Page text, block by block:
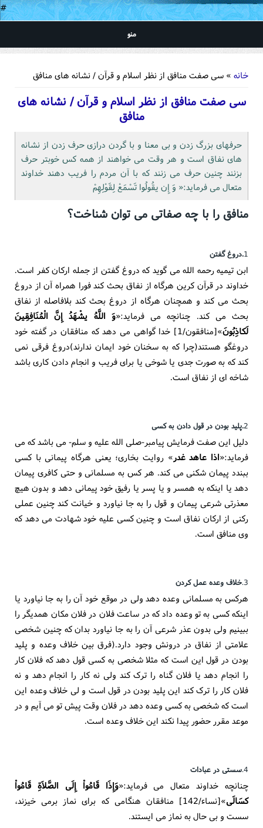
#
منو
خانه » سی صفت منافق از نظر اسلام و قرآن / نشانه های منافق
سی صفت منافق از نظر اسلام و قرآن / نشانه های
منافق
حرفهای بزرگ زدن و بی معنا و با گردن درازی حرف زدن از نشانه
های نفاق است و هر وقت می خواهند از همه کس خوبتر حرف
بزنند چنین حرف می زنند که با آن مردم را فریب دهند خداوند
متعال می فرماید:« وَ إِن یقُولُوا تَسْمَعْ لِقَوْلِهِمْ
منافق را با چه صفاتی می توان شناخت؟
1.دروغ گفتن
ابن تیمیه رحمه الله می گوید که دروغ گفتن از جمله ارکان کفر است.
خداوند در قرآن کرین هرگاه از نفاق بحث کند فورا همراه آن از دروغ
بحث می کند و همچنان هرگاه از دروغ بحث کند بلافاصله از نفاق
بحث می کند. چنانچه می فرماید:«وَ اللَّهُ یشْهَدُ إِنَّ الْمُنَافِقِینَ
لَکاذِبُونَ
»[منافقون/1] خدا گواهی می دهد که منافقان در گفته خود
دروغگو هستند(چرا که به سخنان خود ایمان ندارند)دروغ فرقی نمی
کند که به صورت جدی یا شوخی یا برای فریب و انجام دادن کاری باشد
شاخه ای از نفاق است.
2.پلید بودن در قول دادن به کسی
دلیل این صفت فرمایش پیامبر-صلی الله علیه و سلم- می باشد که می
فرماید:«اذا عاهد غدر» روایت بخاری؛ یعنی هرگاه پیمانی با کسی
ببندد پیمان شکنی می کند. هر کس به مسلمانی و حتی کافری پیمان
دهد یا اینکه به همسر و یا پسر یا رفیق خود پیمانی دهد و بدون هیچ
معذرتی شرعی پیمان و قول را به جا نیاورد و خیانت کند چنین عملی
رکنی از ارکان نفاق است و چنین کسی علیه خود شهادت می دهد که
وی منافق است.
3. خلاف وعده عمل کردن
هرکس به مسلمانی وعده دهد ولی در موقع خود آن را به جا نیاورد یا
اینکه کسی به تو وعده داد که در ساعت فلان در فلان مکان همدیگر را
ببینیم ولی بدون عذر شرعی آن را به جا نیاورد بدان که چنین شخصی
علامتی از نفاق در درونش وجود دارد.(فرق بین خلاف وعده و پلید
بودن در قول این است که مثلا شخصی به کسی قول دهد که فلان کار
را انجام دهد یا فلان گناه را ترک کند ولی نه کار را انجام دهد و نه
فلان کار را ترک کند این پلید بودن در قول است و لی خلاف وعده این
است که شخصی به کسی وعده دهد در فلان وقت پیش تو می آیم و در
موعد مقرر حضور پیدا نکند این خلاف وعده است.
4.سستی در عبادات
چنانچه خداوند متعال می فرماید:«وَإِذَا قَامُواْ إِلَی الصَّلاَةِ قَامُواْ
کسَالَی
»[نساء/142] منافقان هنگامی که برای نماز برمی خیزند،
سست و بی حال به نماز می ایستند.